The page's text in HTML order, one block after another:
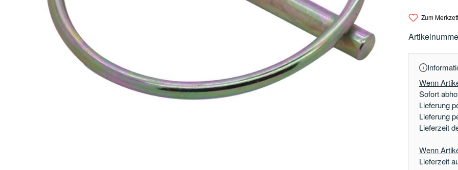
Zum
Wenn
Sofort
Lieferung
Lieferung
Lieferzeit
Wenn
Lieferzeit